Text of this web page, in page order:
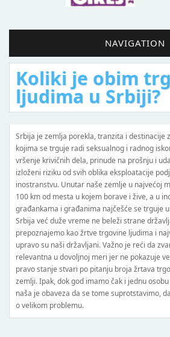
NAVIGATION
trgovine
i destinacije za decu, žene i muškarce
i radnog iskorišćavanja, prunude na
na prošnju i udaju. Stanovnici Srbije su
podjednako i u zemlji i
u najvećoj meri iskorišćavaju se do
i žive, a u inostranstvu našim
se trguje u zemljama EU i Rusije.
strane državljane u Srbiji koje
ljudima i najveći broj identifikovanih
je reći da zvanična statistika nije
ne pokazuje veličinu problema niti
žrtava trgovine ljudima u našoj
i jednu osobu koja pati na ovaj način,
da o tome razmišljamo kao